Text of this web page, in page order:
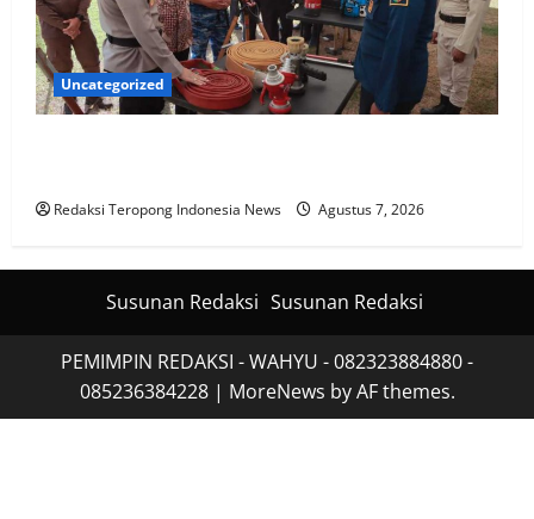
Uncategorized
Redaksi Teropong Indonesia News Agustus 7, 2026
Susunan Redaksi Susunan Redaksi
PEMIMPIN REDAKSI - WAHYU - 082323884880 -
085236384228 | MoreNews by AF themes.